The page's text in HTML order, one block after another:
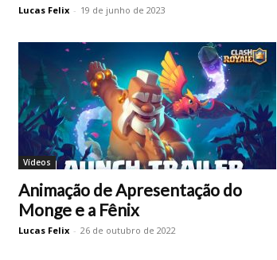
Lucas Felix - 19 de junho de 2023
Vídeos
Animação de Apresentação do
Monge e a Fênix
Lucas Felix - 26 de outubro de 2022